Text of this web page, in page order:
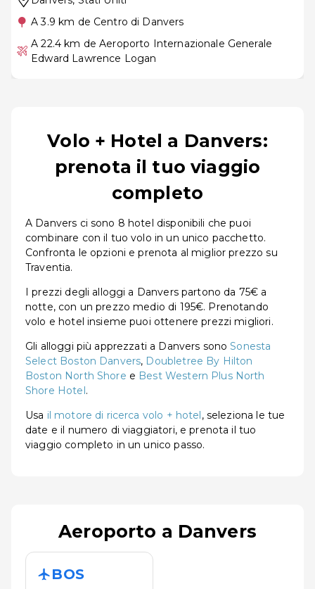
A 3.9 km de Centro di Danvers
A 22.4 km de Aeroporto Internazionale Generale
Edward Lawrence Logan
Volo + Hotel a Danvers:
prenota il tuo viaggio
completo
A Danvers ci sono 8 hotel disponibili che puoi
combinare con il tuo volo in un unico pacchetto.
Confronta le opzioni e prenota al miglior prezzo su
Traventia.
I prezzi degli alloggi a Danvers partono da 75€ a
notte, con un prezzo medio di 195€. Prenotando
volo e hotel insieme puoi ottenere prezzi migliori.
Gli alloggi più apprezzati a Danvers sonoSonesta
Select Boston Danvers, Doubletree By Hilton
Boston North Shore e Best Western Plus North
Shore Hotel.
Usa il motore di ricerca volo + hotel, seleziona le tue
date e il numero di viaggiatori, e prenota il tuo
viaggio completo in un unico passo.
Aeroporto a Danvers
BOS